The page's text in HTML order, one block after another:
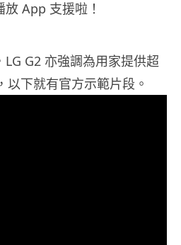
App 支援啦！
G2 亦強調為用家提供超
以下就有官方示範片段。